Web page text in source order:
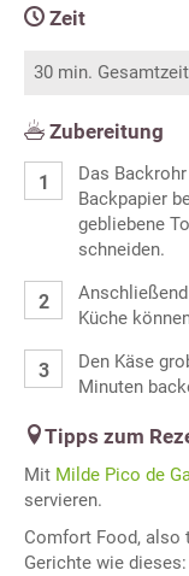
Zeit
30 min. Gesamtzeit
Zubereitung
Das
Backpapier
gebliebene
schneiden.
Küche
Den Käse
Minuten
Tipps zum
Mit Milde Pico de
servieren.
Comfort Food, also
Gerichte wie